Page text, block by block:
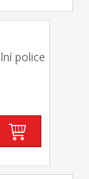
police